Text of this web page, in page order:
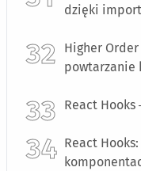
dzięki import
Higher
powtarzanie
React
React